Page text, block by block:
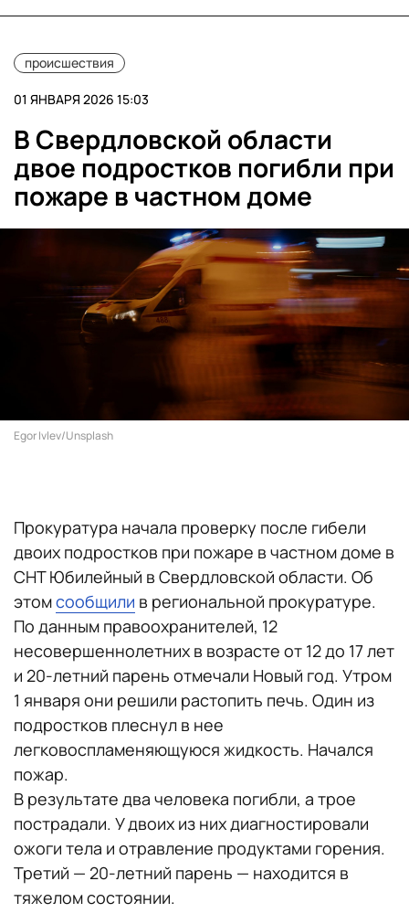
происшествия
01 ЯНВАРЯ 2026 15:03
В Свердловской области
двое подростков погибли при
пожаре в частном доме
Egor Ivlev/Unsplash
Прокуратура начала проверку после гибели
двоих подростков при пожаре в частном доме в
СНТ Юбилейный в Свердловской области. Об
этомсообщили в региональной прокуратуре.
По данным правоохранителей, 12
несовершеннолетних в возрасте от 12 до 17 лет
и 20-летний парень отмечали Новый год. Утром
1 января они решили растопить печь. Один из
подростков плеснул в нее
легковоспламеняющуюся жидкость. Начался
пожар.
В результате два человека погибли, а трое
пострадали. У двоих из них диагностировали
ожоги тела и отравление продуктами горения.
Третий — 20-летний парень — находится в
тяжелом состоянии.